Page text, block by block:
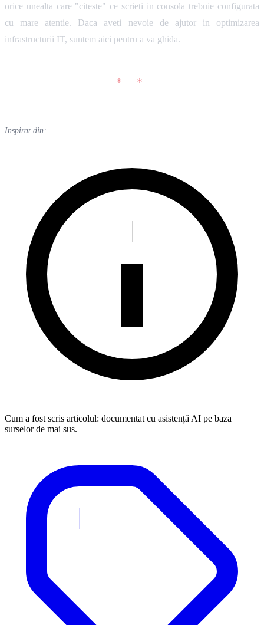
orice unealta care "citeste" ce scrieti in consola trebuie configurata
cu mare atentie. Daca aveti nevoie de ajutor in optimizarea
infrastructurii IT, suntem aici pentru a va ghida.
Inspirat din:
Cum a fost scris articolul: documentat cu asistență AI pe baza
surselor de mai sus.